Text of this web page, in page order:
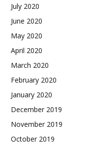
July 2020
June 2020
May 2020
April 2020
March 2020
February 2020
January 2020
December 2019
November 2019
October 2019